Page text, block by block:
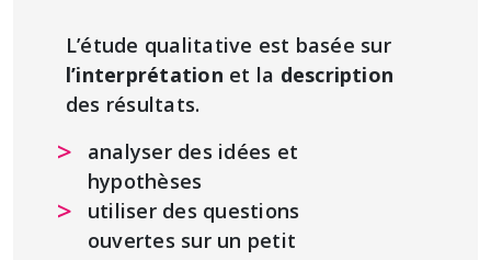
L’étude qualitative est basée sur
l’interprétation et la description
des résultats.
analyser des idées et
hypothèses
utiliser des questions
ouvertes sur un petit